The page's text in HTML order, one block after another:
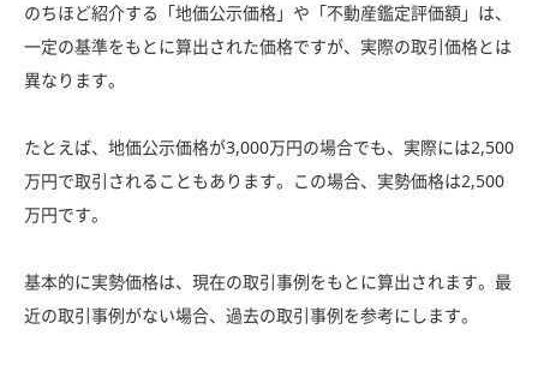
のちほど紹介する「地価公示価格」や「不動産鑑定評価額」は、
一定の基準をもとに算出された価格ですが、実際の取引価格とは
異なります。
たとえば、地価公示価格が3,000万円の場合でも、実際には2,500
万円で取引されることもあります。この場合、実勢価格は2,500
万円です。
基本的に実勢価格は、現在の取引事例をもとに算出されます。最
近の取引事例がない場合、過去の取引事例を参考にします。